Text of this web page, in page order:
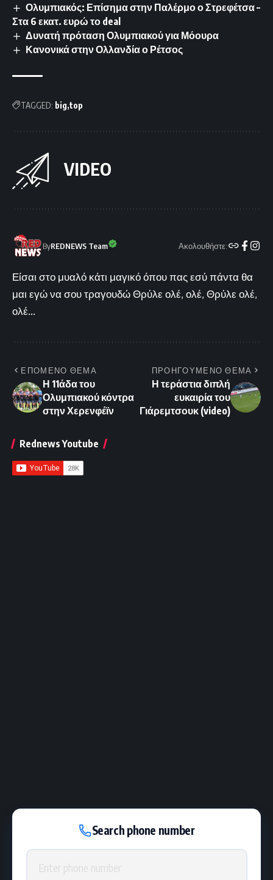
Ολυμπιακός: Επίσημα στην Παλέρμο ο Στρεφέτσα –
Στα 6 εκατ. ευρώ το deal
Δυνατή πρόταση Ολυμπιακού για Μόουρα
Κανονικά στην Ολλανδία ο Ρέτσος
TAGGED: big top
VIDEO
ByREDNEWS Team Ακολουθήστε:
Είσαι στο μυαλό κάτι μαγικό όπου πας εσύ πάντα θα
μαι εγώ να σου τραγουδώ Θρύλε ολέ, ολέ, Θρύλε ολέ,
ολέ...
ΕΠΟΜΕΝΟ ΘΕΜΑ
Η 11άδα του
Ολυμπιακού κόντρα
στην Χερενφέϊν
ΠΡΟΗΓΟΥΜΕΝΟ ΘΕΜΑ
Η τεράστια διπλή
ευκαιρία του
Γιάρεμτσουκ (video)
Rednews Youtube
Search phone number
Phone number